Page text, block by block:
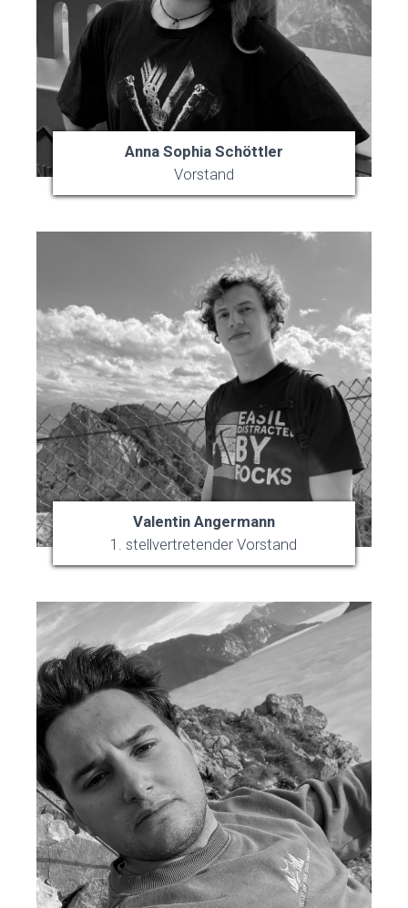
Anna Sophia Schöttler
Vorstand
Valentin Angermann
1. stellvertretender Vorstand